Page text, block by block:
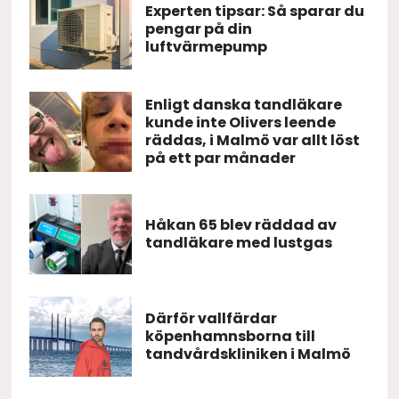
Experten tipsar: Så sparar du
pengar på din
luftvärmepump
Enligt danska tandläkare
kunde inte Olivers leende
räddas, i Malmö var allt löst
på ett par månader
Håkan 65 blev räddad av
tandläkare med lustgas
Därför vallfärdar
köpenhamnsborna till
tandvårdskliniken i Malmö